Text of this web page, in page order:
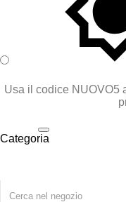
Usa il codice NUOVO5
Categoria